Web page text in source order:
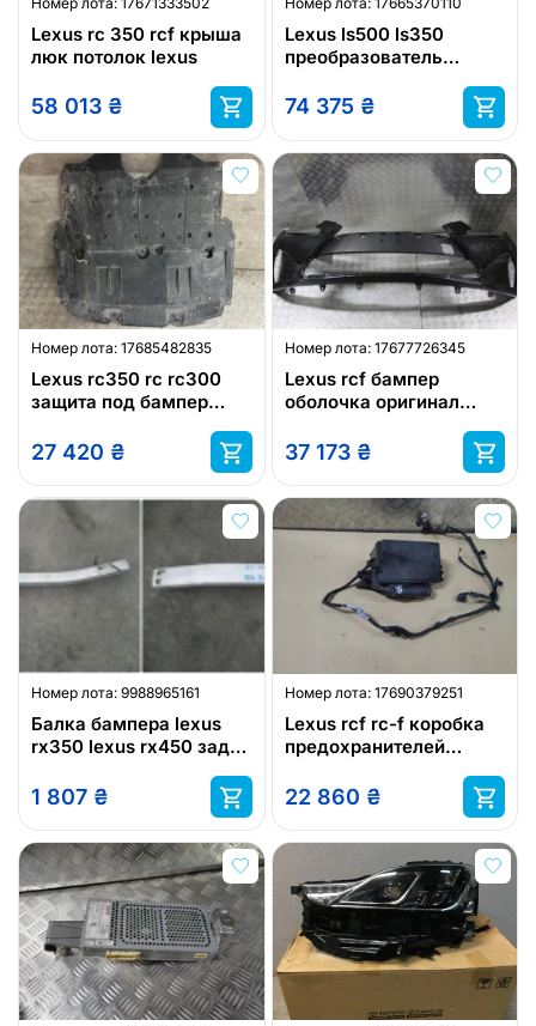
Lexus rc 350 rcf крыша
люк потолок lexus
58 013 ₴
Lexus ls500 ls350
преобразователь
lexus
74 375 ₴
Номер лота: 17685482835
Lexus rc350 rc rc300
защита под бампер
27 420 ₴
Номер лота: 17677726345
Lexus rcf бампер
оболочка оригинал
37 173 ₴
Номер лота: 9988965161
Балка бампера lexus
rx350 lexus rx450 зад
1 807 ₴
Номер лота: 17690379251
Lexus rcf rc-f коробка
предохранителей
22 860 ₴